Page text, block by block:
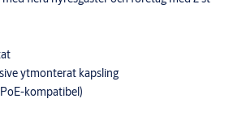
ytmonterat kapsling
kompatibel)